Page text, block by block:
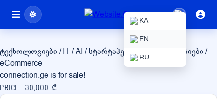
KA
EN
RU
connection.ge
ტექნოლოგიები / IT / AI / სტარტაპებიონლაინ მაღაზიები /
eCommerce
connection.ge is for sale!
Price: 30,000 ₾